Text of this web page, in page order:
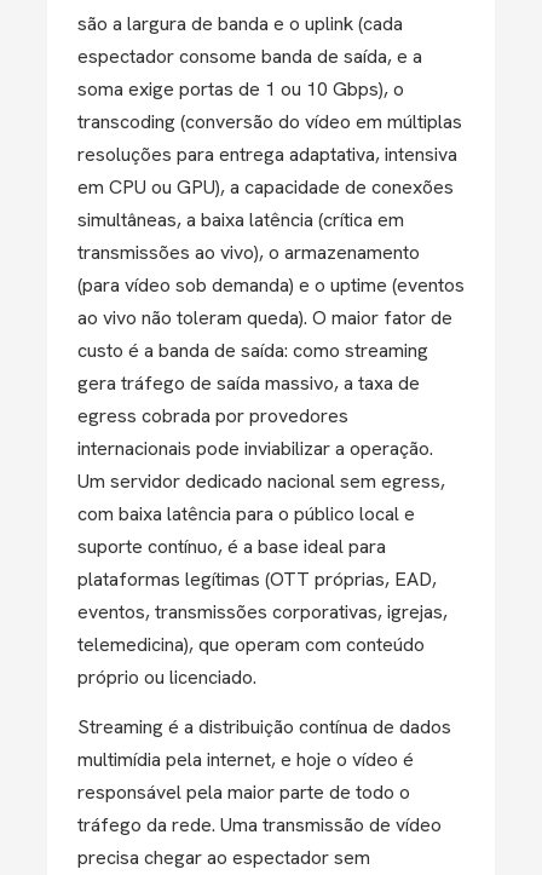
são a largura de banda e o uplink (cada
espectador consome banda de saída, e a
soma exige portas de 1 ou 10 Gbps), o
transcoding (conversão do vídeo em múltiplas
resoluções para entrega adaptativa, intensiva
em CPU ou GPU), a capacidade de conexões
simultâneas, a baixa latência (crítica em
transmissões ao vivo), o armazenamento
(para vídeo sob demanda) e o uptime (eventos
ao vivo não toleram queda). O maior fator de
custo é a banda de saída: como streaming
gera tráfego de saída massivo, a taxa de
egress cobrada por provedores
internacionais pode inviabilizar a operação.
Um servidor dedicado nacional sem egress,
com baixa latência para o público local e
suporte contínuo, é a base ideal para
plataformas legítimas (OTT próprias, EAD,
eventos, transmissões corporativas, igrejas,
telemedicina), que operam com conteúdo
próprio ou licenciado.
Streaming é a distribuição contínua de dados
multimídia pela internet, e hoje o vídeo é
responsável pela maior parte de todo o
tráfego da rede. Uma transmissão de vídeo
precisa chegar ao espectador sem